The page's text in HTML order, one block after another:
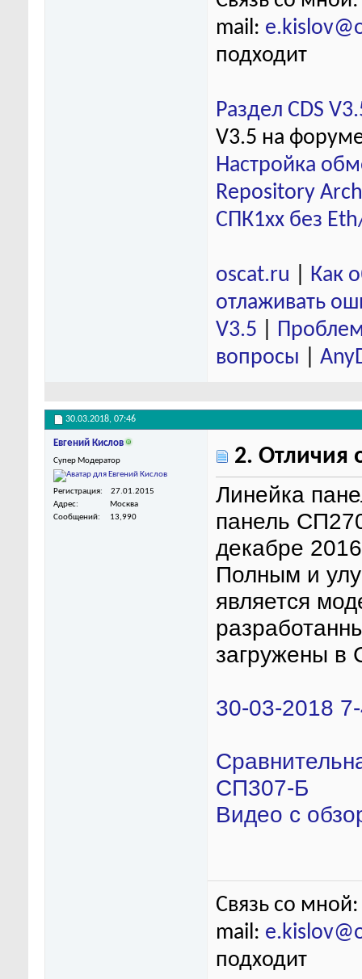
mail:
подходит
Раздел CDS
V3.5 на
Настройка
Repository
СПК1хх без
oscat.ru
Как
отлаживать
V3.5
вопросы
30.03.2018, 07:46
Евгений Кислов
Супер Модератор
Регистрация
27.01.2015
Адрес
Москва
Сообщений
13,990
2. Отличия
Линейка
панель
декабре
Полным и
является
загружены в
30-03-2018
СП307-Б
Видео с
Связь со
mail:
подходит